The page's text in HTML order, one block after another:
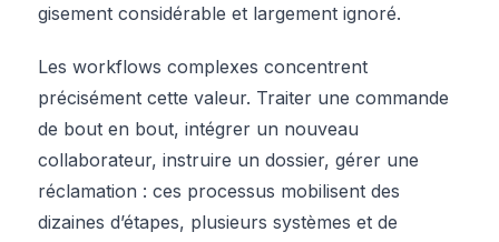
gisement considérable et largement ignoré.
Les workflows complexes concentrent
précisément cette valeur. Traiter une commande
de bout en bout, intégrer un nouveau
collaborateur, instruire un dossier, gérer une
réclamation : ces processus mobilisent des
dizaines d’étapes, plusieurs systèmes et de